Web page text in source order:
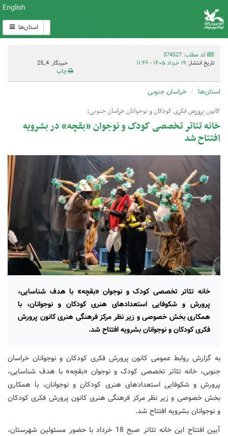
English
استان‌ها
کد مطلب: 374527
تاریخ انتشار: ۱۹ خرداد ۱۴۰۵ - ۱۱:۴۶
خبرنگار: 4_25
چاپ
استان‌ها خراسان جنوبی
کانون پرورش فکری کودکان و نوجوانان خراسان جنوبی:
خانه تئاتر تخصصی کودک و نوجوان «بقچه» در بشرویه
افتتاح شد
خانه تئاتر تخصصی کودک و نوجوان «بقچه» با هدف شناسایی،
پرورش و شکوفایی استعدادهای هنری کودکان و نوجوانان، با
همکاری بخش خصوصی و زیر نظر مرکز فرهنگی هنری کانون پرورش
فکری کودکان و نوجوانان بشرویه افتتاح شد.
به گزارش روابط عمومی کانون پرورش فکری کودکان و نوجوانان خراسان
جنوبی، خانه تئاتر تخصصی کودک و نوجوان «بقچه» با هدف شناسایی،
پرورش و شکوفایی استعدادهای هنری کودکان و نوجوانان، با همکاری
بخش خصوصی و زیر نظر مرکز فرهنگی هنری کانون پرورش فکری کودکان
و نوجوانان بشرویه افتتاح شد.
آیین افتتاح این خانه تئاتر صبح 18 خرداد با حضور مسئولین شهرستان،